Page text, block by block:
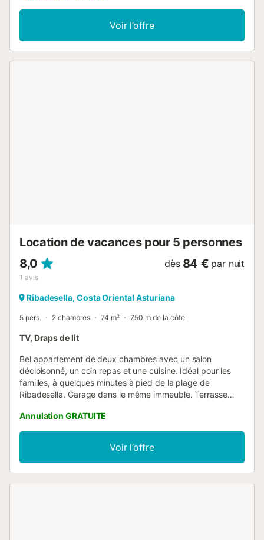
grand jardin. Le logement est situé à 4 km de la ville de
Ribadesella ; tout près se trouve La Cuevona, une grotte
naturelle qui mène au village de Cuevas del Agua, à côté
de la rivière Sella, mondialement connue pour la Descente
Voir l’offre
Location de vacances pour 5 personnes
8,0
1 avis
dès 84 € par nuit
Ribadesella, Costa Oriental Asturiana
5 pers. 2 chambres 74 m² 750 m de la côte
TV, Draps de lit
Bel appartement de deux chambres avec un salon
décloisonné, un coin repas et une cuisine. Idéal pour les
familles, à quelques minutes à pied de la plage de
Ribadesella. Garage dans le même immeuble. Terrasse
d'Internet. L'immeuble dispose d'un ascenseur....
Annulation GRATUITE
Voir l’offre